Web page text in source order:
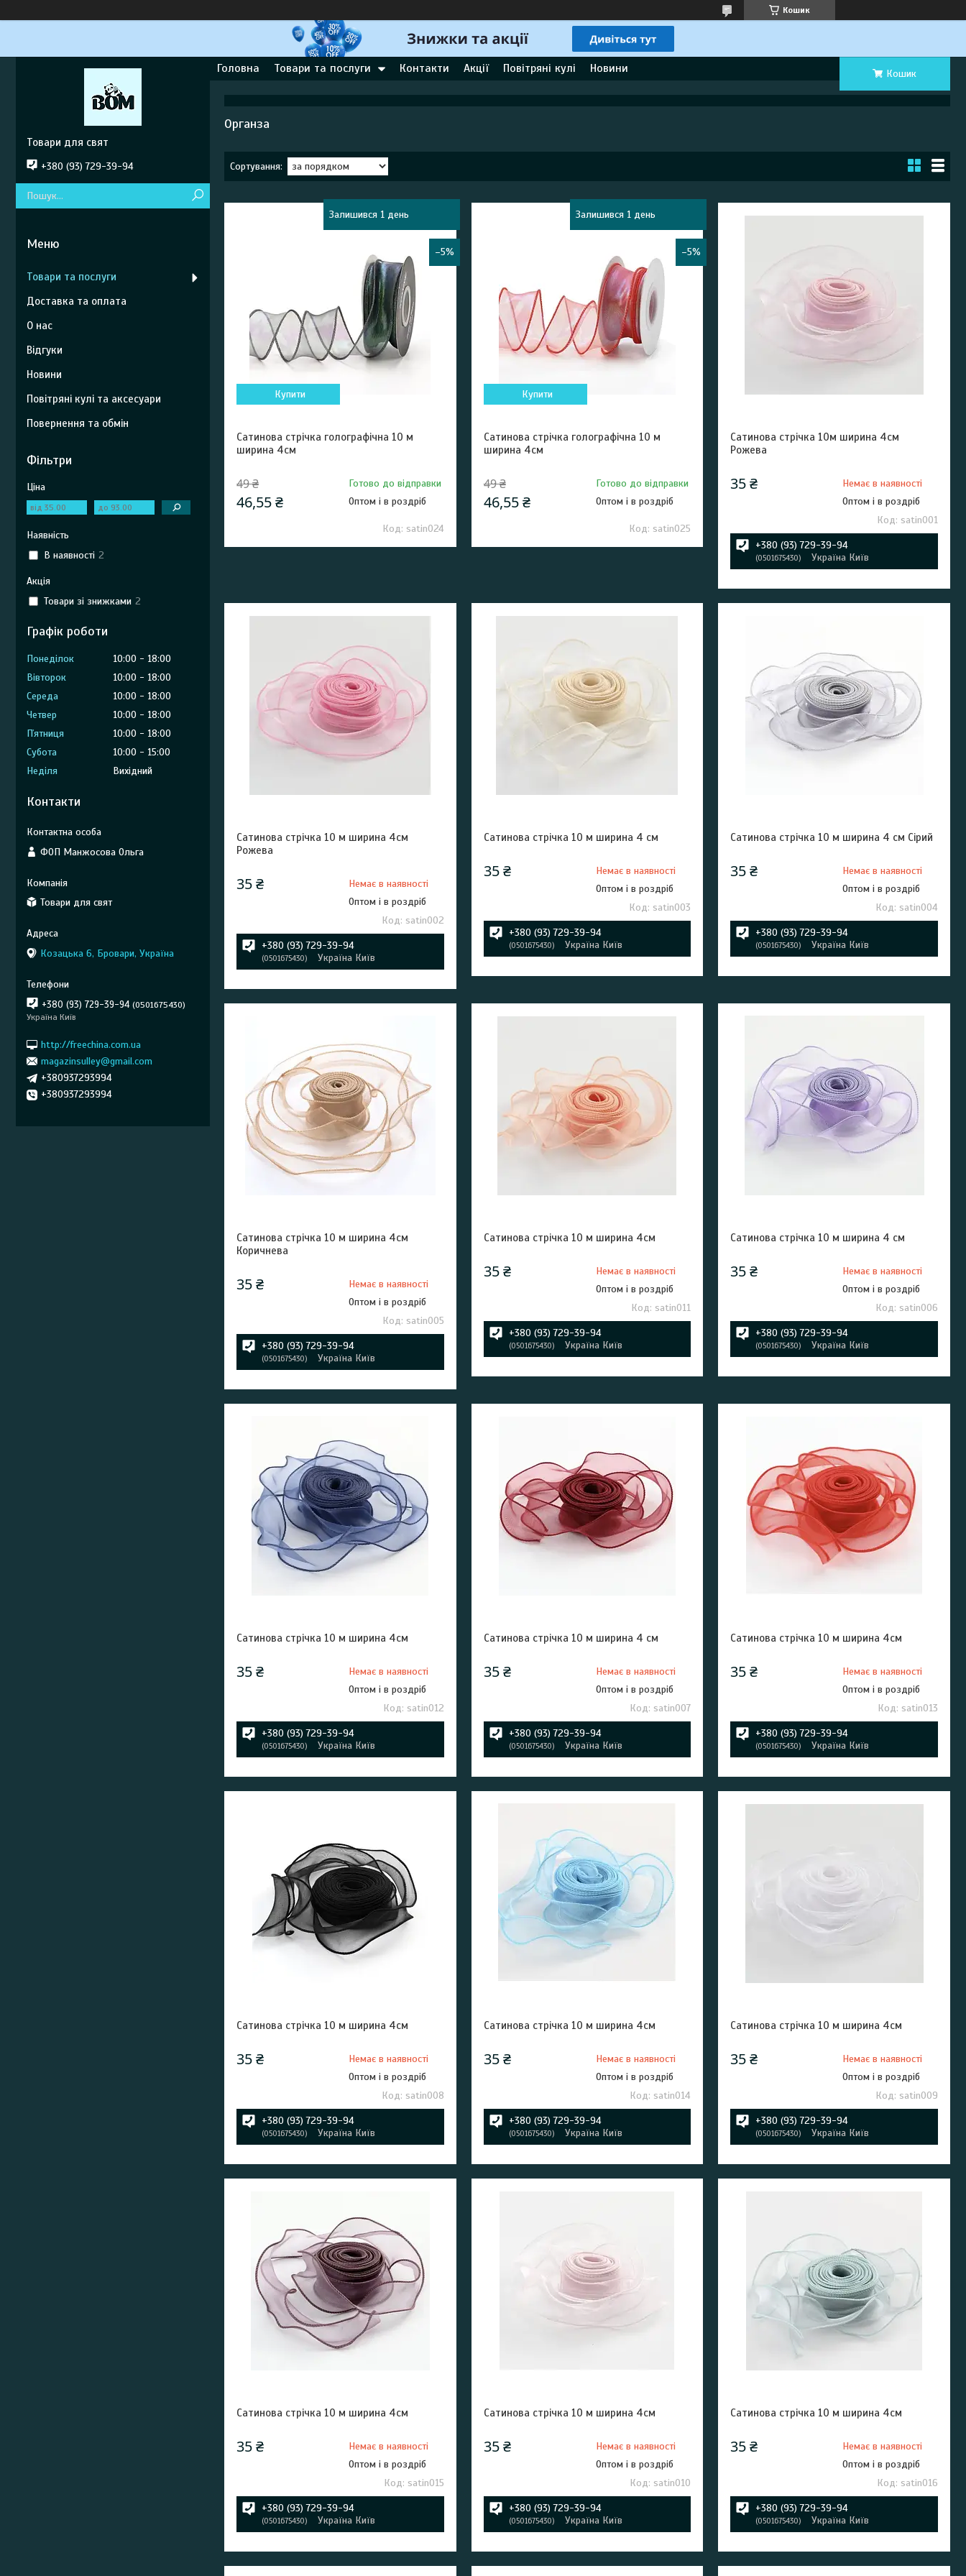
Кошик
Головна Товари та послуги Контакти Акції Повітряні кулі Новини Кошик
Органза
–5%
Залишився 1 день
Купити
Сатинова стрічка голографічна 10 м
ширина 4см
49 ₴
46,55 ₴
Готово до відправки
Оптом і в роздріб
satin024
–5%
Залишився 1 день
Купити
Сатинова стрічка голографічна 10 м
ширина 4см
49 ₴
46,55 ₴
Готово до відправки
Оптом і в роздріб
satin025
Сатинова стрічка 10м ширина 4см
Рожева
35 ₴
Немає в наявності
Оптом і в роздріб
satin001
+380 (93) 729-39-94
0501675430 Україна Київ
Сатинова стрічка 10 м ширина 4см
Рожева
35 ₴
Немає в наявності
Оптом і в роздріб
satin002
+380 (93) 729-39-94
0501675430 Україна Київ
Сатинова стрічка 10 м ширина 4 см
35 ₴
Немає в наявності
Оптом і в роздріб
satin003
+380 (93) 729-39-94
0501675430 Україна Київ
Сатинова стрічка 10 м ширина 4 см Сірий
35 ₴
Немає в наявності
Оптом і в роздріб
satin004
+380 (93) 729-39-94
0501675430 Україна Київ
Сатинова стрічка 10 м ширина 4см
Коричнева
35 ₴
Немає в наявності
Оптом і в роздріб
satin005
+380 (93) 729-39-94
0501675430 Україна Київ
Сатинова стрічка 10 м ширина 4см
35 ₴
Немає в наявності
Оптом і в роздріб
satin011
+380 (93) 729-39-94
0501675430 Україна Київ
Сатинова стрічка 10 м ширина 4 см
35 ₴
Немає в наявності
Оптом і в роздріб
satin006
+380 (93) 729-39-94
0501675430 Україна Київ
Сатинова стрічка 10 м ширина 4см
35 ₴
Немає в наявності
Оптом і в роздріб
satin012
+380 (93) 729-39-94
0501675430 Україна Київ
Сатинова стрічка 10 м ширина 4 см
35 ₴
Немає в наявності
Оптом і в роздріб
satin007
+380 (93) 729-39-94
0501675430 Україна Київ
Сатинова стрічка 10 м ширина 4см
35 ₴
Немає в наявності
Оптом і в роздріб
satin013
+380 (93) 729-39-94
0501675430 Україна Київ
Сатинова стрічка 10 м ширина 4см
35 ₴
Немає в наявності
Оптом і в роздріб
satin008
+380 (93) 729-39-94
0501675430 Україна Київ
Сатинова стрічка 10 м ширина 4см
35 ₴
Немає в наявності
Оптом і в роздріб
satin014
+380 (93) 729-39-94
0501675430 Україна Київ
Сатинова стрічка 10 м ширина 4см
35 ₴
Немає в наявності
Оптом і в роздріб
satin009
+380 (93) 729-39-94
0501675430 Україна Київ
Сатинова стрічка 10 м ширина 4см
35 ₴
Немає в наявності
Оптом і в роздріб
satin015
+380 (93) 729-39-94
0501675430 Україна Київ
Сатинова стрічка 10 м ширина 4см
35 ₴
Немає в наявності
Оптом і в роздріб
satin010
+380 (93) 729-39-94
0501675430 Україна Київ
Сатинова стрічка 10 м ширина 4см
35 ₴
Немає в наявності
Оптом і в роздріб
satin016
+380 (93) 729-39-94
0501675430 Україна Київ
Товари для свят
+380 (93) 729-39-94
Товари та послуги
Доставка та оплата
О нас
Відгуки
Новини
Повітряні кулі та аксесуари
Повернення та обмін
Фільтри
Ціна
Наявність
В наявності 2
Акція
Товари зі знижками 2
Графік роботи
Понеділок 10:00
18:00
Вівторок
10:00
18:00
Середа
10:00
18:00
Четвер
10:00
18:00
Пʼятниця
10:00
18:00
Субота
10:00
15:00
Неділя
Вихідний
Контакти
ФОП Манжосова Ольга
Товари для свят
Козацька 6, Бровари, Україна
+380 (93) 729-39-94 0501675430
Україна Київ
http://freechina.com.ua
magazinsulley@gmail.com
+380937293994
+380937293994